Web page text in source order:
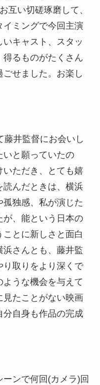
互い切磋琢磨して、
ミングで今回主演
キャスト、スタッ
得るものがたくさん
せました。お楽し
藤井監督にお会いし
いと願っていたの
いただき、とても嬉
読んだときは、横浜
独感、私が演じた
が、能という日本の
とに新しさと面白
浜さんとも、藤井監
取りをより深くで
うな機会を与えて
見たことがない映画
分自身も作品の完成
ンで何回(カメラ)回